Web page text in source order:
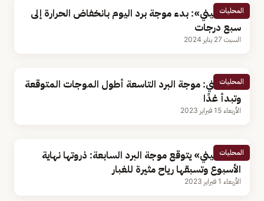
المحليات
«الحصيني»: بدء موجة برد اليوم بانخفاض الحرارة إلى
سبع درجات
السبت 27 يناير 2024
المحليات
الحصيني: موجة البرد التاسعة أطول الموجات المتوقعة
وتبدأ غدًا
الأربعاء 15 فبراير 2023
المحليات
«الحصيني» يتوقع موجة البرد السابعة: ذروتها نهاية
الأسبوع وتسبقها رياح مثيرة للغبار
الأربعاء 1 فبراير 2023